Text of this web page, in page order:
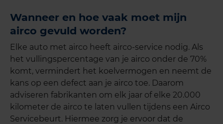
Wanneer en hoe vaak moet mijn
airco gevuld worden?
Elke auto met airco heeft airco-service nodig. Als
het vullingspercentage van je airco onder de 70%
komt, vermindert het koelvermogen en neemt de
kans op een defect aan je airco toe. Daarom
adviseren fabrikanten om elk jaar of elke 20.000
kilometer de airco te laten vullen tijdens een Airco
Servicebeurt. Hiermee zorg je ervoor dat de